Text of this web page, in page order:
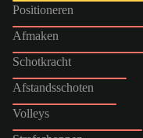
Positioneren
Afmaken
Schotkracht
Afstandsschoten
Volleys